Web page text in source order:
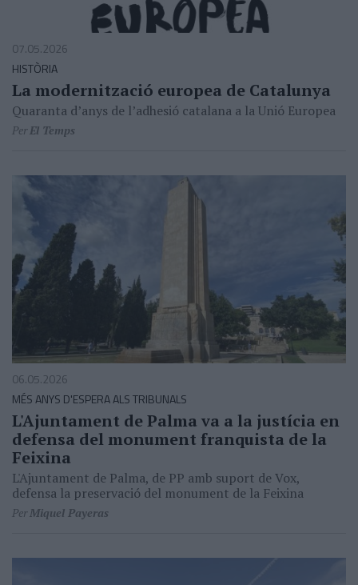
07.05.2026
HISTÒRIA
La modernització europea de Catalunya
Quaranta d’anys de l’adhesió catalana a la Unió Europea
PerEl Temps
06.05.2026
MÉS ANYS D'ESPERA ALS TRIBUNALS
L'Ajuntament de Palma va a la justícia en
defensa del monument franquista de la
Feixina
L'Ajuntament de Palma, de PP amb suport de Vox,
defensa la preservació del monument de la Feixina
PerMiquel Payeras